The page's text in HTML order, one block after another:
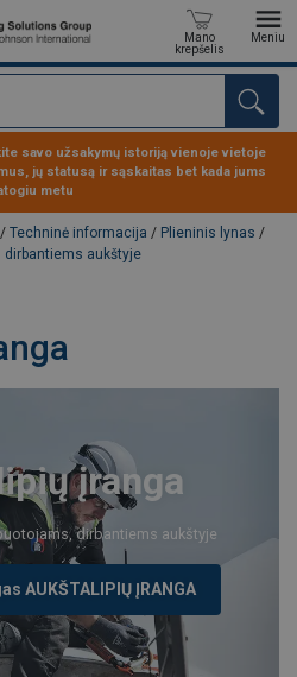
Mano
krepšelis
Meniu
užklausos
savo užsakymų istoriją vienoje vietoje
jų statusą ir sąskaitas bet kada jums
metu
/ Techninė informacija / Plieninis lynas /
dirbantiems aukštyje
įranga
dirbantiems aukštyje
AUKŠTALIPIŲ ĮRANGA